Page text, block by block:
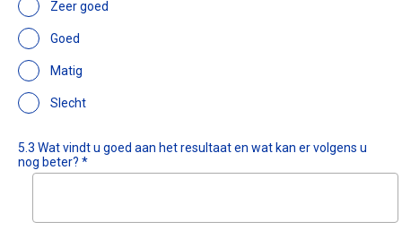
Zeer goed
Goed
Matig
Slecht
5.3 Wat vindt u goed aan het resultaat en wat kan er volgens u
nog beter? *